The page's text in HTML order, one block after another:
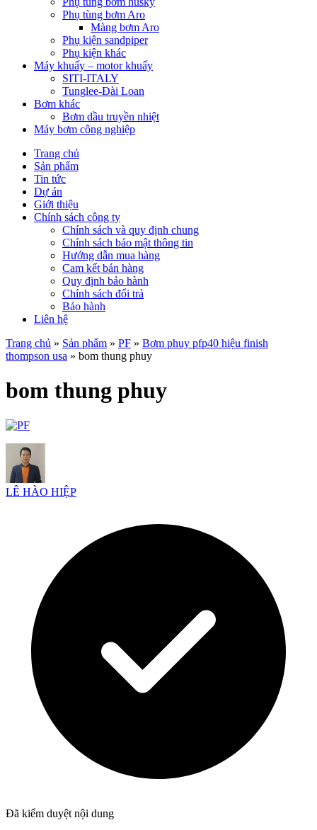
Phụ tùng bơm Aro
Màng bơm Aro
Phụ kiện sandpiper
Phụ kiện khác
Máy khuấy – motor khuấy
SITI-ITALY
Tunglee-Đài Loan
Bơm khác
Bơm dầu truyền nhiệt
Máy bơm công nghiệp
Trang chủ
Sản phẩm
Tin tức
Dự án
Giới thiệu
Chính sách công ty
Chính sách và quy định chung
Chính sách bảo mật thông tin
Hướng dẫn mua hàng
Cam kết bán hàng
Quy định bảo hành
Chính sách đổi trả
Bảo hành
Liên hệ
Trang chủ » Sản phẩm » PF » Bơm phuy pfp40 hiệu finish
thompson usa » bom thung phuy
bom thung phuy
LÊ HÀO HIỆP
Đã kiểm duyệt nội dung